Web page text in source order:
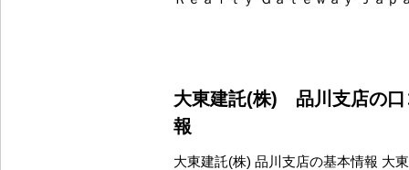
大東建託(株) 品川支店の口
報
大東建託(株) 品川支店の基本情報 大